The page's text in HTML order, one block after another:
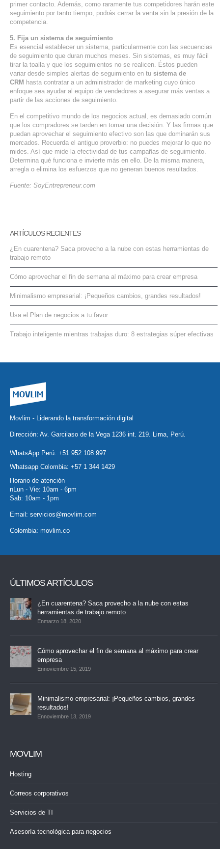
primer contacto. Además, como raramente tus competidores harán este
seguimiento por tanto tiempo, podrás cerrar la venta sin la presión de la
competencia.
5. Fija un sistema de seguimiento
Es esencial establecer un sistema, particularmente con las secuencias
de seguimiento que duran muchos meses. Sin sistemas, es muy fácil
tirar la toalla y que los seguimientos no se realicen. Éstos pueden
variar desde simples alertas de seguimiento en tu sistema de
CRM hasta contratar a un administrador de marketing cuyo único
enfoque sea ayudar al equipo de vendedores a asegurar más ventas a
partir de las acciones de seguimiento.
En el competitivo mundo de los negocios actual, es demasiado común
que los compradores se tarden en tomar una decisión. Y las firmas que
puedan aprovechar el seguimiento efectivo son las que dominarán sus
mercados. Recuerda el antiguo proverbio: no puedes mejorar lo que no
mides. Así que mide la efectividad de tus campañas de seguimiento.
Determina qué funciona e invierte más en ello. De la misma manera,
arregla o elimina los esfuerzos que no generan buenos resultados.
Fuente: SoyEntrepreneur.com
ARTÍCULOS RECIENTES
¿En cuarentena? Saca provecho a la nube con estas herramientas de
trabajo remoto
Cómo aprovechar el fin de semana al máximo para crear empresa
Minimalismo empresarial: ¡Pequeños cambios, grandes resultados!
Usa el Plan de negocios a tu favor
Trabajo inteligente mientras trabajas duro: 8 estrategias súper efectivas
Movlim - Liderando la transformación digital
Dirección: Av. Garcilaso de la Vega 1236 int. 219. Lima, Perú.
WhatsApp Perú: +51 952 108 997
Whatsapp Colombia: +57 1 344 1429
Horario de atención
nLun - Vie: 10am - 6pm
Sab: 10am - 1pm
Email: servicios@movlim.com
Colombia: movlim.co
ÚLTIMOS ARTÍCULOS
¿En cuarentena? Saca provecho a la nube con estas
herramientas de trabajo remoto
Enmarzo 18, 2020
Cómo aprovechar el fin de semana al máximo para crear
empresa
Ennoviembre 15, 2019
Minimalismo empresarial: ¡Pequeños cambios, grandes
resultados!
Ennoviembre 13, 2019
MOVLIM
Hosting
Correos corporativos
Servicios de TI
Asesoría tecnológica para negocios